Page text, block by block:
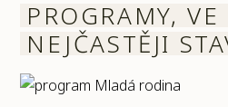
PROGRAMY, VE
NEJČASTĚJI